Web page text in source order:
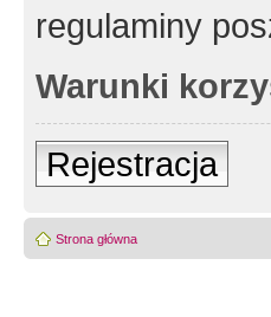
regulaminy
Warunki
Rejestracja
Strona główna